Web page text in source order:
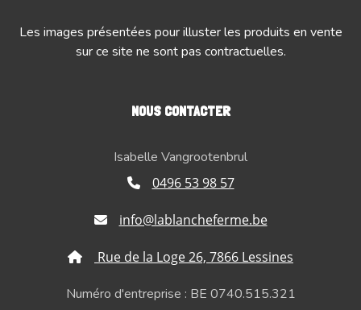
Les images présentées pour illuster les produits en vente
sur ce site ne sont pas contractuelles.
NOUS CONTACTER
Isabelle Vangrootenbrul
0496 53 98 57
info@lablancheferme.be
Rue de la Loge 26, 7866 Lessines
Numéro d'entreprise : BE 0740.515.321